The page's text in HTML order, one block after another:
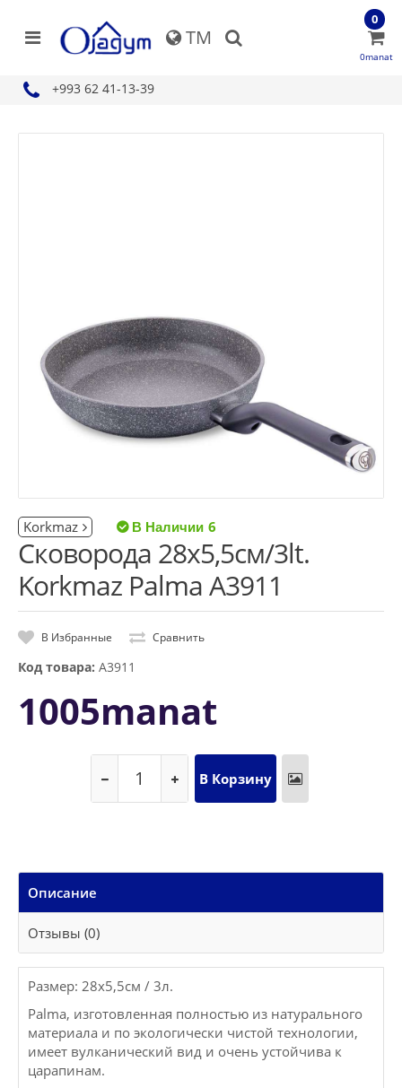
TM
+993 62 41-13-39
0
0manat
Korkmaz 6
Сковорода 28x5,5см/3lt.
Korkmaz Palma A3911
В Избранные Сравнить
Код товара: A3911
1005manat
Описание
Отзывы (0)
Размер: 28x5,5см / 3л.
Palma, изготовленная полностью из натурального
материала и по экологически чистой технологии,
имеет вулканический вид и очень устойчива к
царапинам.